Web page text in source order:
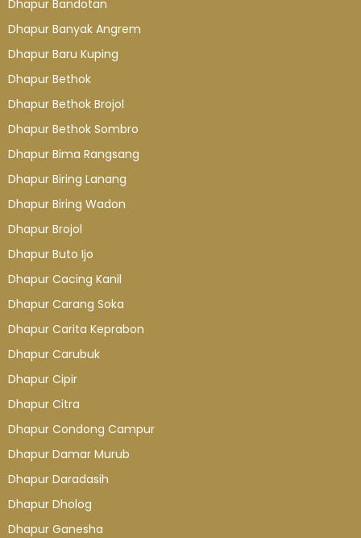
Dhapur Bandotan
Dhapur Banyak Angrem
Dhapur Baru Kuping
Dhapur Bethok
Dhapur Bethok Brojol
Dhapur Bethok Sombro
Dhapur Bima Rangsang
Dhapur Biring Lanang
Dhapur Biring Wadon
Dhapur Brojol
Dhapur Buto Ijo
Dhapur Cacing Kanil
Dhapur Carang Soka
Dhapur Carita Keprabon
Dhapur Carubuk
Dhapur Cipir
Dhapur Citra
Dhapur Condong Campur
Dhapur Damar Murub
Dhapur Daradasih
Dhapur Dholog
Dhapur Ganesha